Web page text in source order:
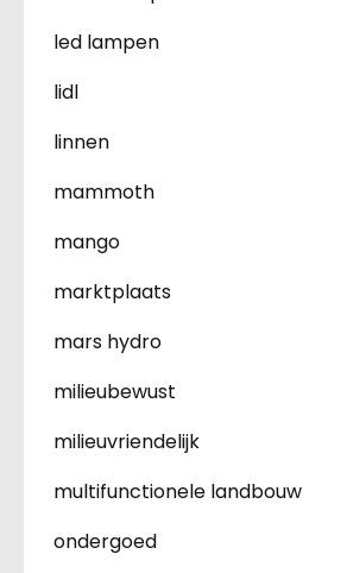
led lampen
lidl
linnen
mammoth
mango
marktplaats
mars hydro
milieubewust
milieuvriendelijk
multifunctionele landbouw
ondergoed